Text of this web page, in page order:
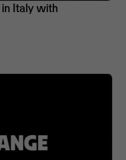
Italy with